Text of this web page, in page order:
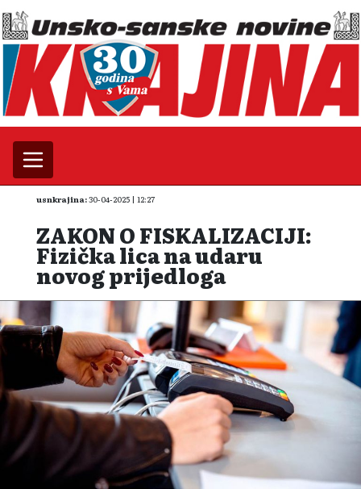
usnkrajina:30-04-2025 | 12:27
ZAKON O FISKALIZACIJI:
Fizička lica na udaru
novog prijedloga